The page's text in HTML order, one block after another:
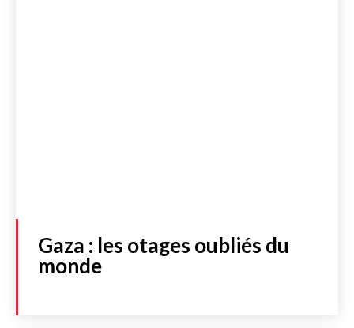
Gaza : les otages oubliés du
monde